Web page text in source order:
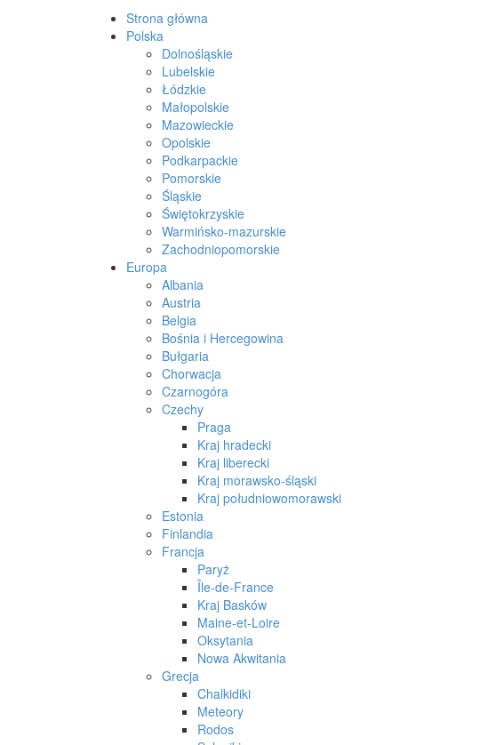
Strona główna
Polska
Dolnośląskie
Lubelskie
Łódzkie
Małopolskie
Mazowieckie
Opolskie
Podkarpackie
Pomorskie
Śląskie
Świętokrzyskie
Warmińsko-mazurskie
Zachodniopomorskie
Europa
Albania
Austria
Belgia
Bośnia i Hercegowina
Bułgaria
Chorwacja
Czarnogóra
Czechy
Praga
Kraj hradecki
Kraj liberecki
Kraj morawsko-śląski
Kraj południowomorawski
Estonia
Finlandia
Francja
Paryż
Île-de-France
Kraj Basków
Maine-et-Loire
Oksytania
Nowa Akwitania
Grecja
Chalkidiki
Meteory
Rodos